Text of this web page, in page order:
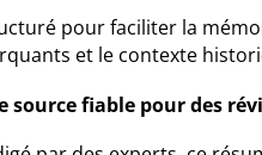
pour faciliter la
et le contexte
source fiable pour des